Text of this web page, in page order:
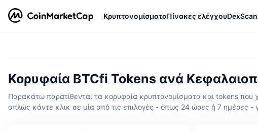
ΚρυπτονομίσματαΠίνακες ελέγχουDexScan
Κορυφαία BTCfi Tokens ανά
Παρακάτω παρατίθενται τα κορυφαία κρυπτονομίσματα και tokens που
απλώς κάντε κλικ σε μία από τις επιλογές - όπως 24 ώρες ή 7 ημέρες -